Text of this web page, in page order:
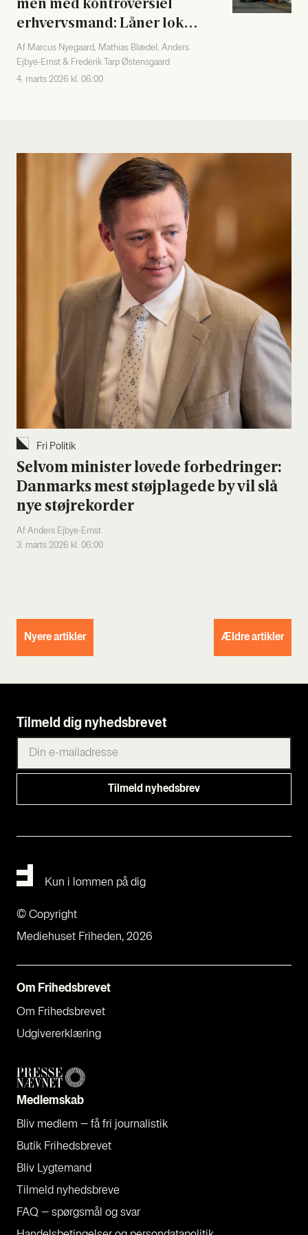
erhvervs­mand: Låner loka­
ler til valg­kamp
Af Marcus Nyegaard, Mathias Blædel, Anders
Ejbye-Ernst & Frederik Tarp Østensgaard
4. marts 2026 kl. 06:00
Fri Poli­tik
Selv­om mini­ster love­de for­bed­rin­ger:
Dan­marks mest støj­pla­ge­de by vil slå
nye støj­re­kor­der
Af Anders Ejbye-Ernst
3. marts 2026 kl. 06:00
Nyere artikler Ældre artikler
Tilmeld dig nyhedsbrevet
Om Fri­heds­bre­vet
Om Fri­heds­bre­vet
Udgi­ve­rer­klæ­ring
Med­lem­skab
Bliv med­lem – få fri jour­na­li­stik
Butik Fri­heds­bre­vet
Bliv Lyg­te­mand
Til­meld nyheds­bre­ve
FAQ – spørgs­mål og svar
Kun i lommen på dig
Mediehuset Friheden, 2026
© Copyright